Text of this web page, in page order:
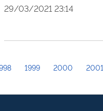
29/03/2021 23:14
1999 2000 2001